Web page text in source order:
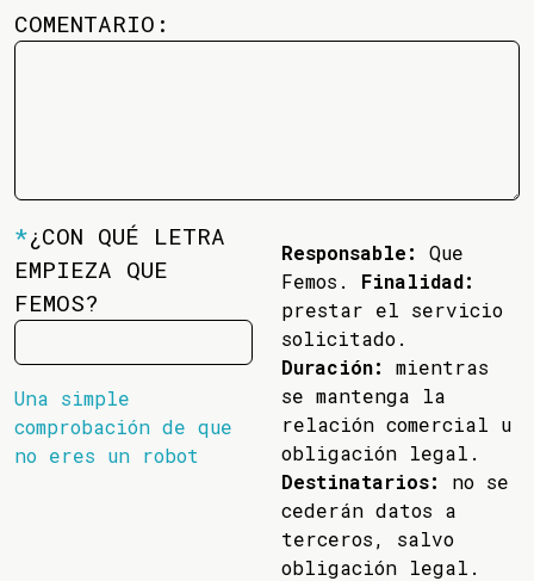
COMENTARIO:
*¿CON QUÉ LETRA
EMPIEZA QUE
FEMOS?
Una simple
comprobación de que
no eres un robot
Responsable:
Que
Femos. Finalidad:
prestar el servicio
solicitado.
Duración:
mientras
se mantenga la
relación comercial u
obligación legal.
Destinatarios:
no se
cederán datos a
terceros, salvo
obligación legal.